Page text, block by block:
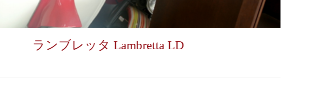
ランブレッタ Lambretta LD